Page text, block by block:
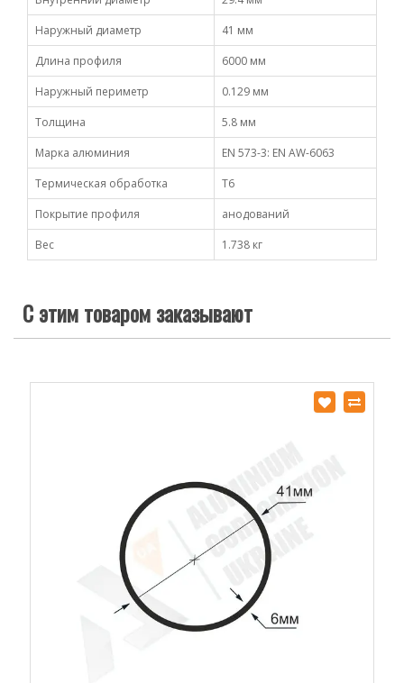
Наружный диаметр
41 мм
Длина профиля
6000 мм
Наружный периметр
0.129 мм
Толщина
5.8 мм
Марка алюминия
EN 573-3: EN AW-6063
Термическая обработка
Т6
Покрытие профиля
анодований
Вес
1.738 кг
С этим товаром заказывают